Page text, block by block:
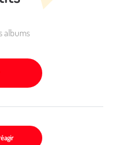
albums